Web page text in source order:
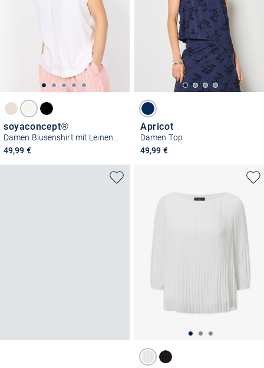
soyaconcept®
49,99 €
Apricot
Damen Top
49,99 €